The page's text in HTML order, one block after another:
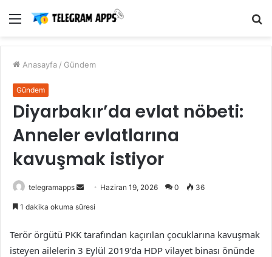
Menü
Anasayfa / Gündem
Gündem
Diyarbakır’da evlat nöbeti:
Anneler evlatlarına
kavuşmak istiyor
telegramapps
Bir
göndermek
Haziran 19, 2026 0 36
1 dakika okuma süresi
Terör örgütü PKK tarafından kaçırılan çocuklarına kavuşmak
isteyen ailelerin 3 Eylül 2019’da HDP vilayet binası önünde